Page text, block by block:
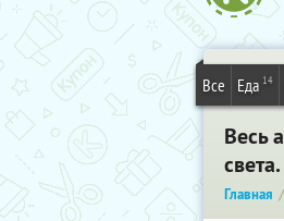
Все Еда 14
Весь
Главная